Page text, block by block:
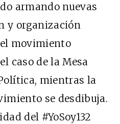
armando nuevas
y organización
movimiento
caso de la Mesa
mientras la
se desdibuja.
del #YoSoy132